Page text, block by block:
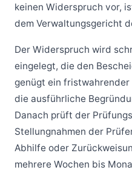
keinen Widerspruch vor,
dem Verwaltungsgericht
Der Widerspruch wird
eingelegt, die den
genügt ein fristwahrender
die ausführliche
Danach prüft der
Stellungnahmen der
Abhilfe oder
mehrere Wochen bis